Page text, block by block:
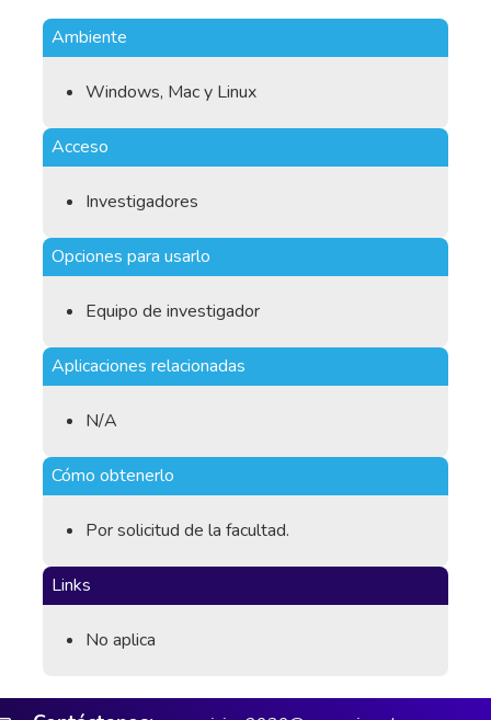
Ambiente
Windows, Mac y Linux
Acceso
Investigadores
Opciones para usarlo
Equipo de investigador
Aplicaciones relacionadas
N/A
Cómo obtenerlo
Por solicitud de la facultad.
Links
No aplica